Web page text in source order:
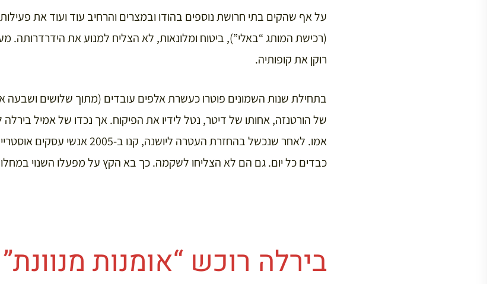
על אף שהקים בתי חרושת נוספים בהודו ובמצרים והרחיב עוד ועוד את
(רכישת המותג “באלי”), ביטוח ומלונאות, לא הצליח למנוע את הידרדרותה.
רוקן את קופותיה.
בתחילת שנות השמונים פוטרו כעשרת אלפים עובדים (מתוך שלושים
של הורטנזה, אחותו של דיטר, נטל לידיו את הפיקוח. אך נכדו של אמיל
אמו. לאחר שנכשל בהחזרת העטרה
כבדים כל יום. גם הם לא הצליחו לשקמה. כך בא הקץ על מפעלו השנוי
בירלה רוכש “אומנות מנוונת”